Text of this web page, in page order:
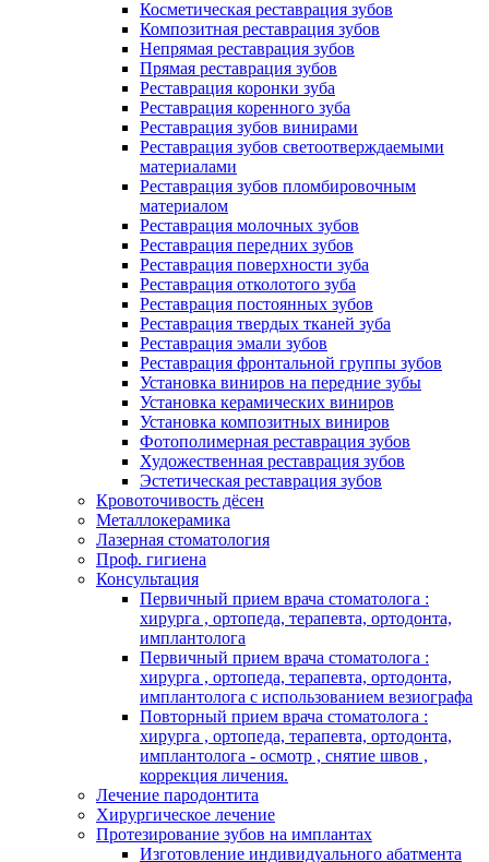
Косметическая реставрация зубов
Композитная реставрация зубов
Непрямая реставрация зубов
Прямая реставрация зубов
Реставрация коронки зуба
Реставрация коренного зуба
Реставрация зубов винирами
Реставрация зубов светоотверждаемыми
материалами
Реставрация зубов пломбировочным
материалом
Реставрация молочных зубов
Реставрация передних зубов
Реставрация поверхности зуба
Реставрация отколотого зуба
Реставрация постоянных зубов
Реставрация твердых тканей зуба
Реставрация эмали зубов
Реставрация фронтальной группы зубов
Установка виниров на передние зубы
Установка керамических виниров
Установка композитных виниров
Фотополимерная реставрация зубов
Художественная реставрация зубов
Эстетическая реставрация зубов
Кровоточивость дёсен
Металлокерамика
Лазерная стоматология
Проф. гигиена
Консультация
Первичный прием врача стоматолога :
хирурга , ортопеда, терапевта, ортодонта,
имплантолога
Первичный прием врача стоматолога :
хирурга , ортопеда, терапевта, ортодонта,
имплантолога с использованием везиографа
Повторный прием врача стоматолога :
хирурга , ортопеда, терапевта, ортодонта,
имплантолога - осмотр , снятие швов ,
коррекция личения.
Лечение пародонтита
Хирургическое лечение
Протезирование зубов на имплантах
Изготовление индивидуального абатмента